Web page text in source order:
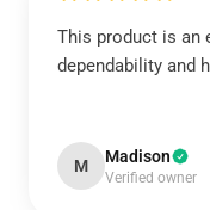
This product is an
dependability and
M Madison
Verified owner